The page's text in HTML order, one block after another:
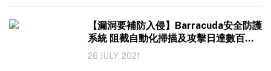
【漏洞要補防入侵】Barracuda安全防護
系統 阻截自動化掃描及攻擊日達數百萬
次
26 JULY, 2021